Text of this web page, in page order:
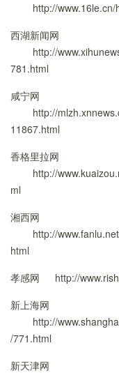
http://
西湖新闻网
http://
781.html
咸宁网
http://
11867.html
香格里拉网
http://
ml
湘西网
http://
html
孝感网
http://
新上海网
http://
/771.html
新天津网